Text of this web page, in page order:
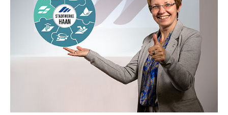
Externe Inhalte
Google Maps